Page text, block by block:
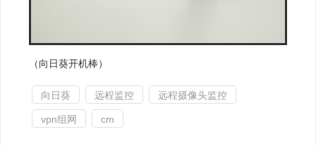
（向日葵开机棒）
向日葵 远程监控 远程摄像头监控
vpn组网 cm